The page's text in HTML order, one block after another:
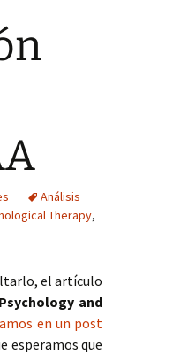
Análisis
Therapy,
el artículo
and
en un post
esperamos que